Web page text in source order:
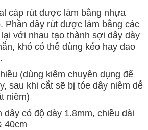
cáp rút được làm bằng nhựa
Phần dây rút được làm bằng các
với nhau tạo thành sợi dây dày
khó có thể dùng kéo hay dao
(dùng kiềm chuyên dụng để
sau khi cắt sẽ bị tóe dây niêm dễ
niêm)
có độ dày 1.8mm, chiều dài
40cm